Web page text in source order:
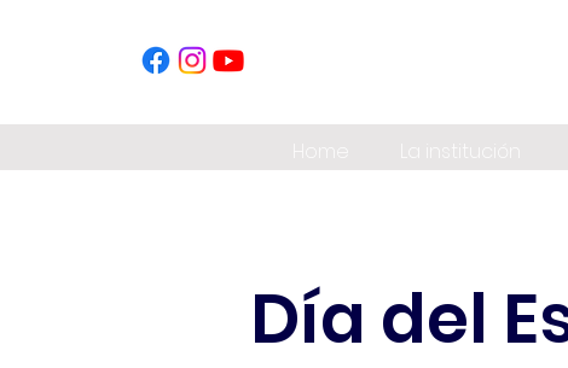
La institución
Día del